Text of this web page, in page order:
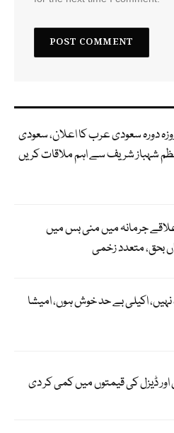
دورہ سعودی عرب کا اعلان، سعودی
شہباز شریف سے اہم ملاقات کریں
جرمانہ میں منی بس میں
نہیں، اکیلی بے حد خوش ہوں، امیشا
ڈیزل کی قیمتوں میں کمی کر دی